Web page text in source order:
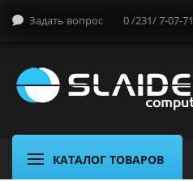
Задать вопрос 0 /231/ 7-07-71
КАТАЛОГ ТОВАРОВ